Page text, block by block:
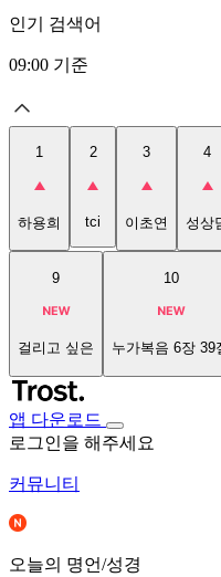
인기 검색어
09:00 기준
1
하용희
2
tci
3
이초연
4
성상
9
걸리고 싶은
10
누가복음 6장 39
앱 다운로드
로그인을 해주세요
커뮤니티
오늘의 명언/성경